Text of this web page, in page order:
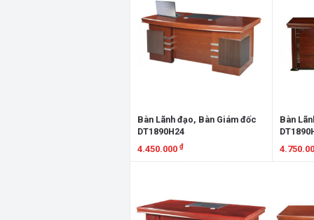
Bàn Lãnh đạo, Bàn Giám đốc
DT1890H24
4.450.000 ₫
Bàn